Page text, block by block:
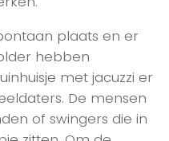
plaats en er
hebben
met jacuzzi er
De mensen
of swingers die in